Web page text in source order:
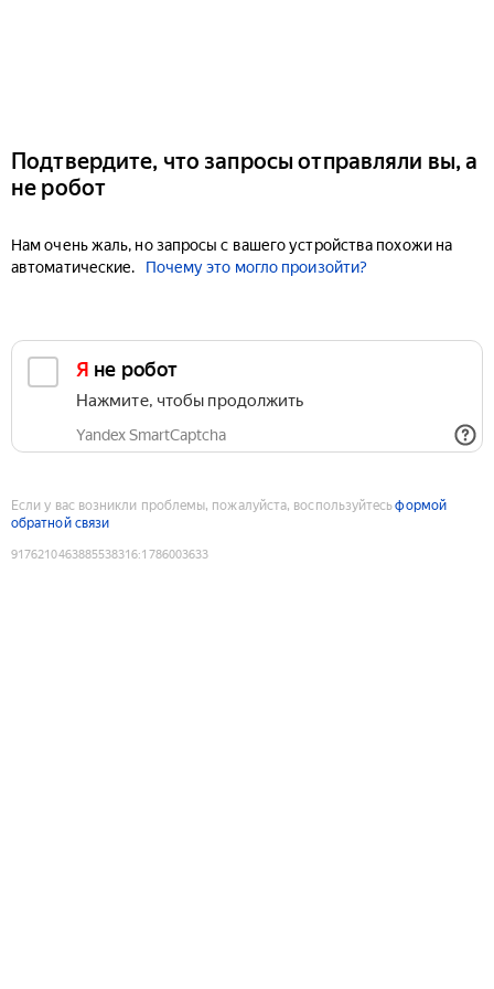
Подтвердите, что запросы отправляли вы, а
не робот
Нам очень жаль, но запросы с вашего устройства похожи на
автоматические.
Почему это могло произойти?
Я не робот
Нажмите, чтобы продолжить
Yandex SmartCaptcha
Если у вас возникли проблемы, пожалуйста, воспользуйтесьформой
обратной связи
9176210463885538316:1786003633